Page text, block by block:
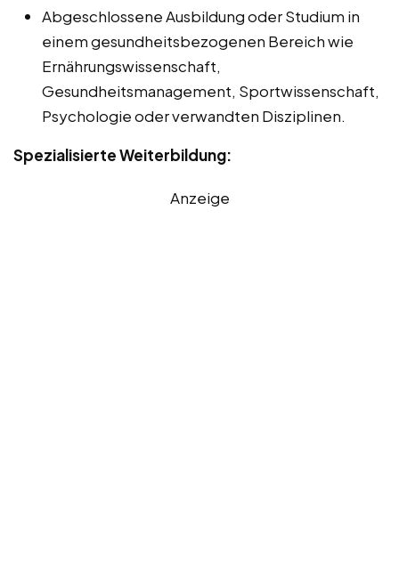
Abgeschlossene Ausbildung oder Studium in
einem gesundheitsbezogenen Bereich wie
Ernährungswissenschaft,
Gesundheitsmanagement, Sportwissenschaft,
Psychologie oder verwandten Disziplinen.
Spezialisierte Weiterbildung:
Anzeige